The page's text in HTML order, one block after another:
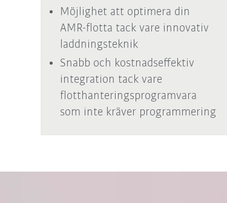
Möjlighet att optimera din
AMR-flotta tack vare innovativ
laddningsteknik
Snabb och kostnadseffektiv
integration tack vare
flotthanteringsprogramvara
som inte kräver programmering